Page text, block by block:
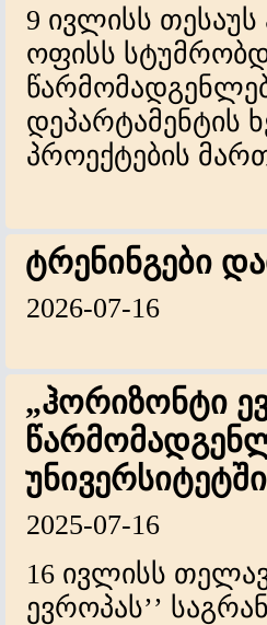
9 ივლისს
ოფისს
დეპარტამენტის
პროექტების
ტრენინგები
2026-07-16
„ჰორიზონტი
უნივერსიტეტში
2025-07-16
16 ივლისს
ევროპას’’